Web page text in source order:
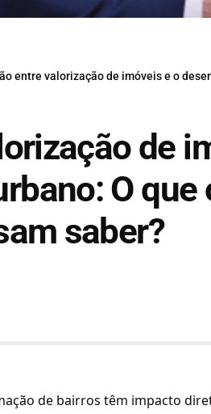
entre valorização de imóveis e o
de
O que
saber?
de bairros têm impacto